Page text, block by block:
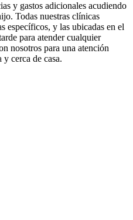
y gastos adicionales acudiendo
Todas nuestras clínicas
específicos, y las ubicadas en el
para atender cualquier
nosotros para una atención
cerca de casa.